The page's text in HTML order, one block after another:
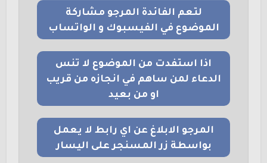
لتعم الفائدة المرجو مشاركة
الموضوع في الفيسبوك و الواتساب
اذا استفدت من الموضوع لا تنس
الدعاء لمن ساهم في انجازه من قريب
او من بعيد
المرجو الابلاغ عن اي رابط لا يعمل
بواسطة زر المسنجر على اليسار